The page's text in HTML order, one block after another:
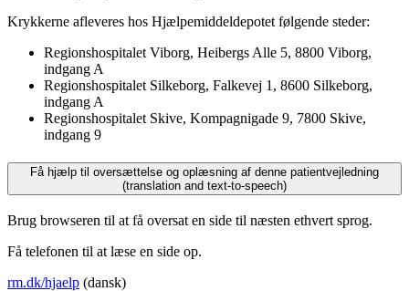
Krykkerne afleveres hos Hjælpemiddeldepotet følgende steder:
Regionshospitalet Viborg, Heibergs Alle 5, 8800 Viborg,
indgang A
Regionshospitalet Silkeborg, Falkevej 1, 8600 Silkeborg,
indgang A
Regionshospitalet Skive, Kompagnigade 9, 7800 Skive,
indgang 9
Få hjælp til oversættelse og oplæsning af denne patientvejledning
(translation and text-to-speech)
Brug browseren til at få oversat en side til næsten ethvert sprog.
Få telefonen til at læse en side op.
rm.dk/hjaelp (dansk)